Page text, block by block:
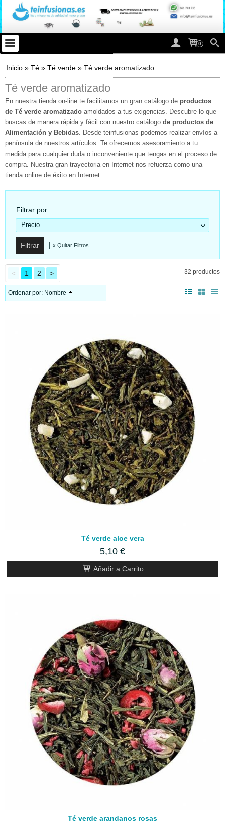
0
Inicio » Té » Té verde » Té verde aromatizado
Té verde aromatizado
En nuestra tienda on-line te facilitamos un gran catálogo de productos
de Té verde aromatizado amoldados a tus exigencias. Descubre lo que
buscas de manera rápida y fácil con nuestro catálogo de productos de
Alimentación y Bebidas. Desde teinfusionas podemos realizar envíos a
península de nuestros artículos. Te ofrecemos asesoramiento a tu
medida para cualquier duda o inconveniente que tengas en el proceso de
compra. Nuestra gran trayectoria en Internet nos refuerza como una
tienda online de éxito en Internet.
Filtrar por
Precio
| x Quitar Filtros
< 1 2 > 32 productos
Ordenar por: Nombre
Té verde aloe vera
5,10 €
Añadir a Carrito
Té verde arandanos rosas